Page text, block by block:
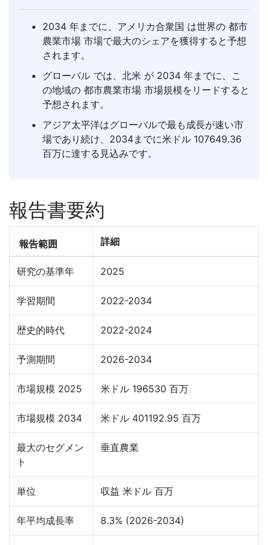
2034 年までに、アメリカ合衆国 は世界の 都市
農業市場 市場で最大のシェアを獲得すると予想
されます。
グローバル では、北米 が 2034 年までに、こ
の地域の 都市農業市場 市場規模をリードすると
予想されます。
アジア太平洋はグローバルで最も成長が速い市
場であり続け、2034までに米ドル 107649.36
百万に達する見込みです。
報告書要約
報告範囲 詳細
研究の基準年 2025
学習期間 2022-2034
歴史的時代 2022-2024
予測期間 2026-2034
市場規模 2025 米ドル 196530 百万
市場規模 2034 米ドル 401192.95 百万
最大のセグメン
ト
垂直農業
単位 収益 米ドル 百万
年平均成長率 8.3% (2026-2034)